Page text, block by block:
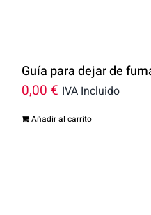
Guía para dejar de
0,00 € IVA Incluido
Añadir al carrito